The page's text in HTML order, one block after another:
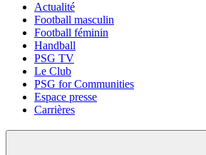
Actualité
Football masculin
Football féminin
Handball
PSG TV
Le Club
PSG for Communities
Espace presse
Carrières